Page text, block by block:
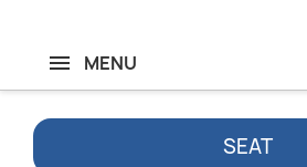
MENU
SEAT